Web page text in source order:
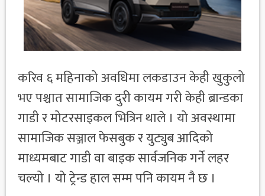
करिव ६ महिनाको अवधिमा लकडाउन केही खुकुलो
भए पश्चात सामाजिक दुरी कायम गरी केही ब्रान्डका
गाडी र मोटरसाइकल भित्रिन थाले । यो अवस्थामा
सामाजिक सञ्जाल फेसबुक र युट्युब आदिको
माध्यमबाट गाडी वा बाइक सार्वजनिक गर्ने लहर
चल्यो । यो ट्रेन्ड हाल सम्म पनि कायम नै छ ।